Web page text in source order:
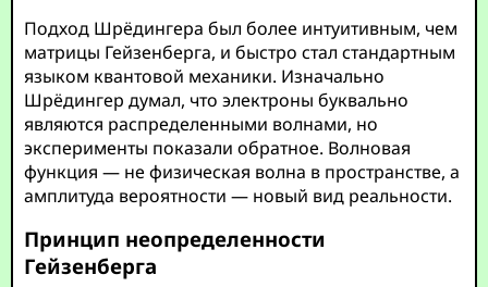
Подход Шрёдингера был более интуитивным, чем
матрицы Гейзенберга, и быстро стал стандартным
языком квантовой механики. Изначально
Шрёдингер думал, что электроны буквально
являются распределенными волнами, но
эксперименты показали обратное. Волновая
функция — не физическая волна в пространстве, а
амплитуда вероятности — новый вид реальности.
Принцип неопределенности
Гейзенберга